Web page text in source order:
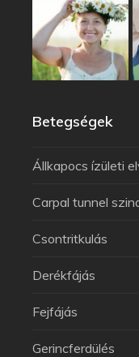
Betegségek
Állkapocs ízületi
Carpal tunnel
Csontritkulás
Derékfájás
Fejfájás
Gerincferdülés